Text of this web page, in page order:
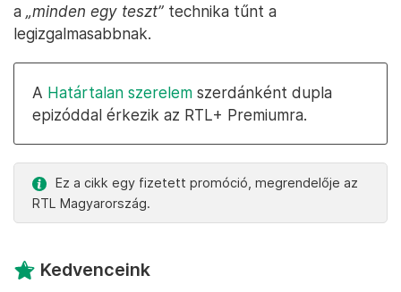
a „minden egy teszt” technika tűnt a
legizgalmasabbnak.
A Határtalan szerelem szerdánként dupla
epizóddal érkezik az RTL+ Premiumra.
Ez a cikk egy fizetett promóció, megrendelője az
RTL Magyarország.
Kedvenceink